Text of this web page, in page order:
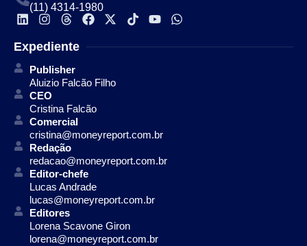
(11) 4314-1980
Expediente
Publisher
Aluizio Falcão Filho
CEO
Cristina Falcão
Comercial
cristina@moneyreport.com.br
Redação
redacao@moneyreport.com.br
Editor-chefe
Lucas Andrade
lucas@moneyreport.com.br
Editores
Lorena Scavone Giron
lorena@moneyreport.com.br